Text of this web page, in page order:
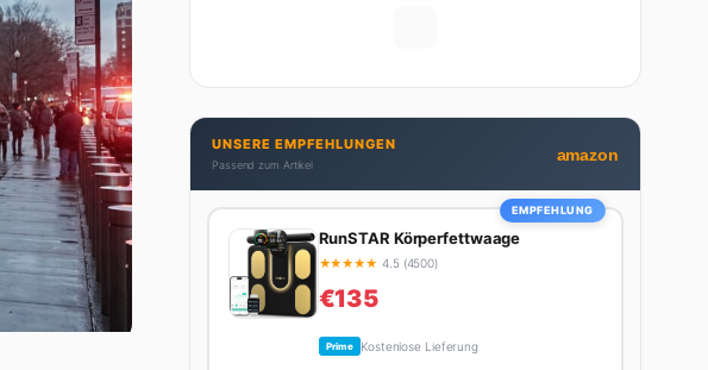
ewigen Suche nach dem besten Brunch-Spot der
Stadt. Ihre Interior-Tipps basieren auf echter
Erfahrung – ihre Wohnung wurde schon zweimal in
Design-Blogs gefeatured.
UNSERE EMPFEHLUNGEN
Passend zum Artikel
amazon
EMPFEHLUNG
RunSTAR Körperfettwaage
★★★★★ 4.5 (4500)
€135
Prime Kostenlose Lieferung